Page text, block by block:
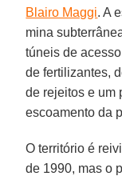
Blairo Maggi. A
mina
túneis de
de fertilizantes,
de rejeitos e um
escoamento da
O território é
de 1990, mas o